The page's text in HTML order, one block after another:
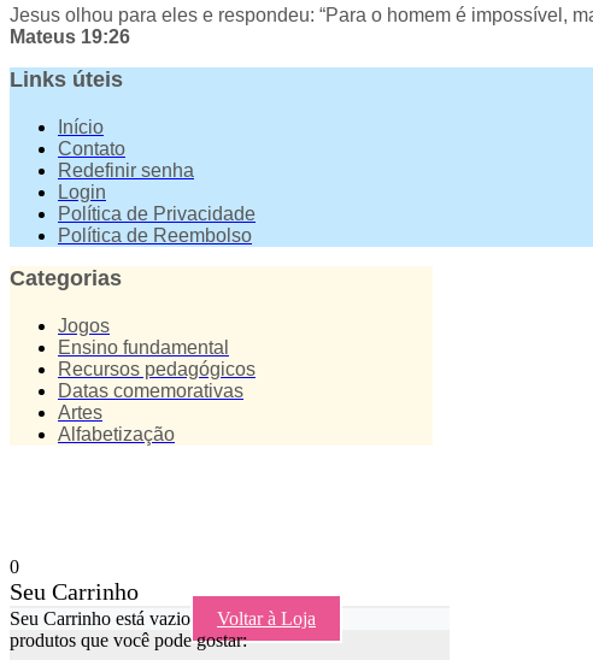
Jesus olhou para eles e respondeu: “Para o homem é impossível,
Mateus 19:26
Links úteis
Início
Contato
Redefinir senha
Login
Política de Privacidade
Política de Reembolso
Categorias
Jogos
Ensino fundamental
Recursos pedagógicos
Datas comemorativas
Artes
Alfabetização
0
Seu Carrinho
Seu Carrinho está vazio
Voltar à Loja
produtos que você pode gostar: